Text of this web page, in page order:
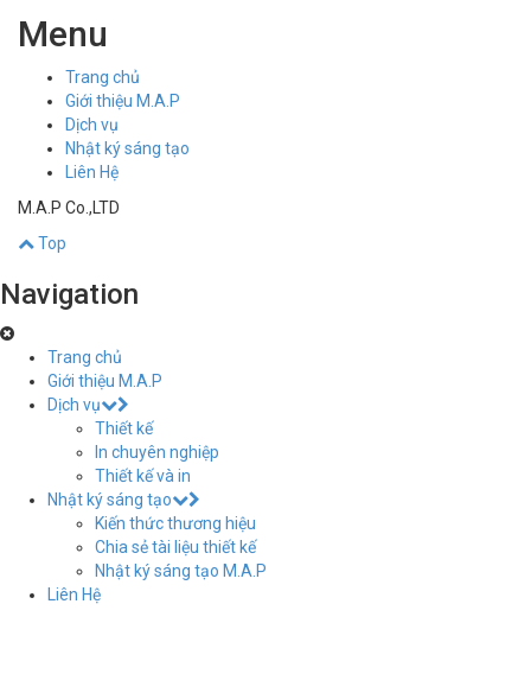
Menu
Trang chủ
Giới thiệu M.A.P
Dịch vụ
Nhật ký sáng tạo
Liên Hệ
M.A.P Co.,LTD
Top
Navigation
Trang chủ
Giới thiệu M.A.P
Dịch vụ
Thiết kế
In chuyên nghiệp
Thiết kế và in
Nhật ký sáng tạo
Kiến thức thương hiệu
Chia sẻ tài liệu thiết kế
Nhật ký sáng tạo M.A.P
Liên Hệ